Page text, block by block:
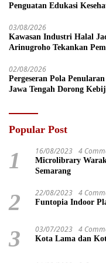
Penguatan Edukasi
03/08/2026
Kawasan Industri Halal
Arinugroho Tekankan
02/08/2026
Pergeseran Pola
Jawa Tengah Dorong
Popular Post
1 16/08/2023 4
Microlibrary
Semarang
2 22/08/2023 4
Funtopia Indoor
3 03/07/2023 4
Kota Lama dan